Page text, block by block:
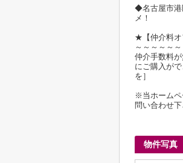
◆名古屋市港
メ！
★【仲介料オ
～～～～～
仲介手数料
にご購入が
を］
※当ホームペ
問い合わせ
物件写真